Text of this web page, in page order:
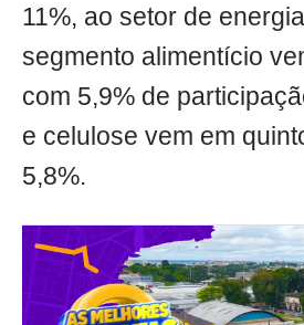
11%, ao setor de
segmento alimentício
com 5,9% de
e celulose vem em
5,8%.